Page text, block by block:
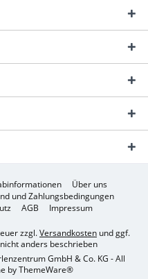
Über uns
und Zahlungsbedingungen
AGB Impressum
zzgl.Versandkosten und ggf.
anders beschrieben
GmbH & Co. KG - All
byThemeWare®